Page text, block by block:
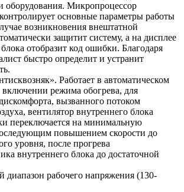
оборудования. Микропроцессор
основные параметры работы
возникновения внештатной
защитит систему, а на дисплее
отобразит код ошибки. Благодаря
быстро определит и устранит
Работает в автоматическом
режима обогрева, для
вызванного потоком
вентилятор внутреннего блока
переключается на минимальную
повышением скорости до
уровня, после прогрева
внутреннего блока до достаточной
диапазон рабочего напряжения (130-